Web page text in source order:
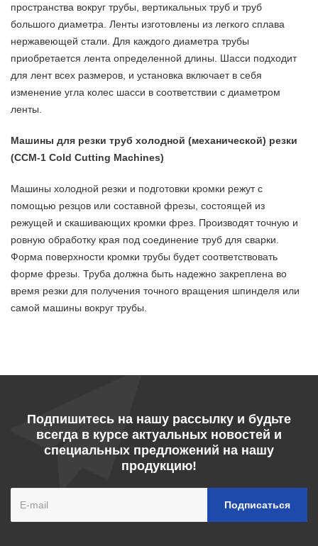
пространства вокруг трубы, вертикальных труб и труб
большого диаметра. Ленты изготовлены из легкого сплава
нержавеющей стали. Для каждого диаметра трубы
приобретается лента определенной длины. Шасси подходит
для лент всех размеров, и установка включает в себя
изменение угла колес шасси в соответствии с диаметром
ленты.
Машины для резки труб холодной (механической) резки
(CСM-1 Cold Cutting Machines)
Машины холодной резки и подготовки кромки режут с
помощью резцов или составной фрезы, состоящей из
режущей и скашивающих кромки фрез. Производят точную и
ровную обработку края под соединение труб для сварки.
Форма поверхности кромки трубы будет соответствовать
форме фрезы. Труба должна быть надежно закреплена во
время резки для получения точного вращения шпинделя или
самой машины вокруг трубы.
Подпишитесь на нашу рассылку и будьте
всегда в курсе актуальных новостей и
специальных предложений на нашу
продукцию!